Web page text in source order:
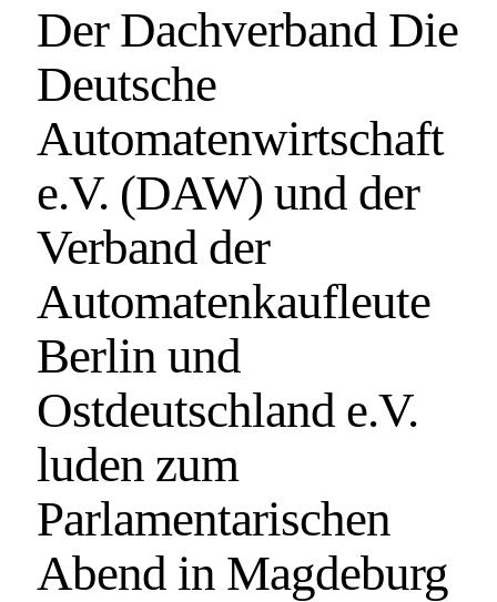
Der Dachverband Die
Deutsche
Automatenwirtschaft
e.V. (DAW) und der
Verband der
Automatenkaufleute
Berlin und
Ostdeutschland e.V.
luden zum
Parlamentarischen
Abend in Magdeburg